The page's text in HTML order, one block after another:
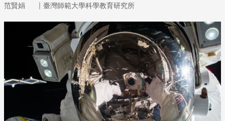
范賢娟 ｜ 臺灣師範大學科學教育研究所